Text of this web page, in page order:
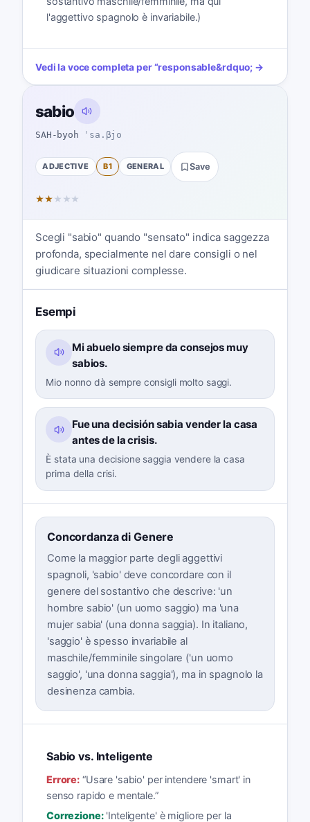
l'aggettivo spagnolo è invariabile.)
Vedi la voce completa per“responsable&rdquo; →
sabio
SAH-byoh ˈsa.βjo
ADJECTIVE B1 GENERAL Save
★★ ★ ★ ★
Scegli "sabio" quando "sensato" indica saggezza
profonda, specialmente nel dare consigli o nel
giudicare situazioni complesse.
Esempi
Mi abuelo siempre da consejos muy
sabios.
Mio nonno dà sempre consigli molto saggi.
Fue una decisión sabia vender la casa
antes de la crisis.
È stata una decisione saggia vendere la casa
prima della crisi.
Concordanza di Genere
Come la maggior parte degli aggettivi
spagnoli, 'sabio' deve concordare con il
genere del sostantivo che descrive: 'un
hombre sabio' (un uomo saggio) ma 'una
mujer sabia' (una donna saggia). In italiano,
'saggio' è spesso invariabile al
maschile/femminile singolare ('un uomo
saggio', 'una donna saggia'), ma in spagnolo la
desinenza cambia.
Sabio vs. Inteligente
Errore: “Usare 'sabio' per intendere 'smart' in
senso rapido e mentale.”
Correzione: 'Inteligente' è migliore per la